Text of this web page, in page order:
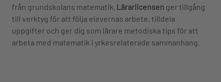
från grundskolans matematik. Lärarlicensen ger tillgång
till verktyg för att följa elevernas arbete, tilldela
uppgifter och ger dig som lärare metodiska tips för att
arbeta med matematik i yrkesrelaterade sammanhang.